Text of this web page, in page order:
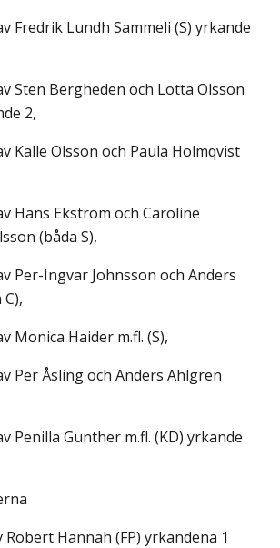
Fredrik Lundh Sammeli (S) yrkande
Sten Bergheden och Lotta Olsson
2,
Kalle Olsson och Paula Holmqvist
Hans Ekström och Caroline
(båda S),
Per-Ingvar Johnsson och Anders
Monica Haider m.fl. (S),
Per Åsling och Anders Ahlgren
Penilla Gunther m.fl. (KD) yrkande
Robert Hannah (FP) yrkandena 1